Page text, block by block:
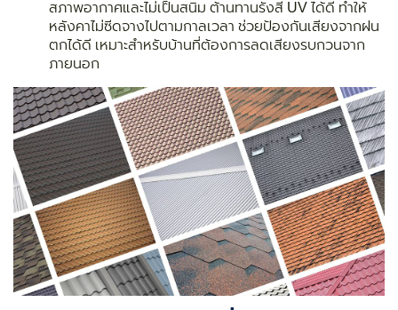
สภาพอากาศและไม่เป็นสนิม ต้านทานรังสี UV ได้ดี ทำให้
หลังคาไม่ซีดจางไปตามกาลเวลา ช่วยป้องกันเสียงจากฝน
ตกได้ดี เหมาะสำหรับบ้านที่ต้องการลดเสียงรบกวนจาก
ภายนอก